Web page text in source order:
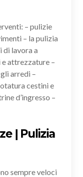
– pulizie
– la pulizia
di lavora a
attrezzature –
arredi –
cestini e
d’ingresso –
| Pulizia
sempre veloci